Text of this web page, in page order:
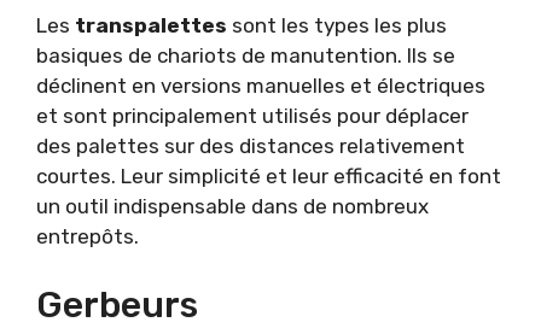
Les transpalettes sont les types les plus
basiques de chariots de manutention. Ils se
déclinent en versions manuelles et électriques
et sont principalement utilisés pour déplacer
des palettes sur des distances relativement
courtes. Leur simplicité et leur efficacité en font
un outil indispensable dans de nombreux
entrepôts.
Gerbeurs